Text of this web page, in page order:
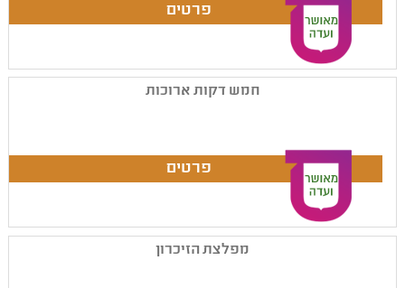
חמש דקות ארוכות
מפלצת הזיכרון